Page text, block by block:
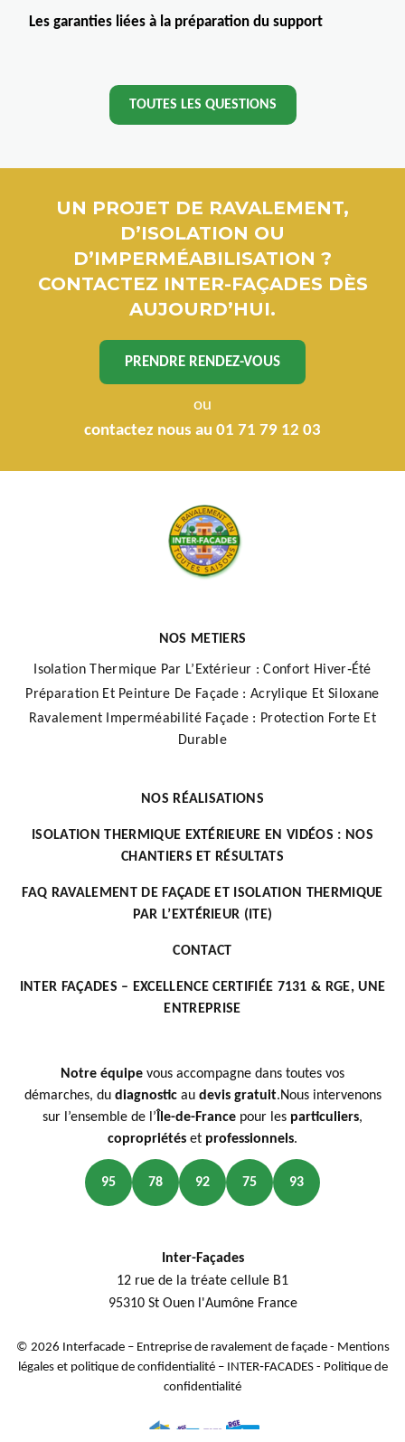
Les garanties liées à la préparation du support
TOUTES LES QUESTIONS
UN PROJET DE RAVALEMENT,
D’ISOLATION OU
D’IMPERMÉABILISATION ?
CONTACTEZ INTER-FAÇADES DÈS
AUJOURD’HUI.
PRENDRE RENDEZ-VOUS
ou
contactez nous au 01 71 79 12 03
NOS METIERS
Isolation Thermique Par L’Extérieur : Confort Hiver‑Été
Préparation Et Peinture De Façade : Acrylique Et Siloxane
Ravalement Imperméabilité Façade : Protection Forte Et
Durable
NOS RÉALISATIONS
ISOLATION THERMIQUE EXTÉRIEURE EN VIDÉOS : NOS
CHANTIERS ET RÉSULTATS
FAQ RAVALEMENT DE FAÇADE ET ISOLATION THERMIQUE
PAR L’EXTÉRIEUR (ITE)
CONTACT
INTER FAÇADES – EXCELLENCE CERTIFIÉE 7131 & RGE, UNE
ENTREPRISE
Notre équipe vous accompagne dans toutes vos
démarches, du diagnostic au devis gratuit.Nous intervenons
sur l’ensemble de l’ Île-de-France pour les particuliers,
copropriétés et professionnels.
95 78 92 75 93
Inter-Façades
12 rue de la tréate cellule B1
95310 St Ouen l'Aumône France
© 2026 Interfacade – Entreprise de ravalement de façade - Mentions
légales et politique de confidentialité – INTER‑FACADES- Politique de
confidentialité